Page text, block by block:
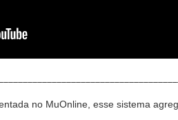
no MuOnline, esse sistema